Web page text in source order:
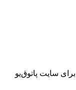
سایت پاتوق‌یو